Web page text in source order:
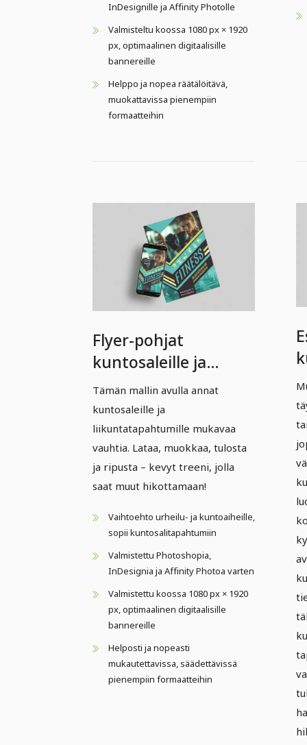
InDesignille ja Affinity Photolle
Valmisteltu koossa 1080 px × 1920
px, optimaalinen digitaalisille
bannereille
Helppo ja nopea räätälöitävä,
muokattavissa pienempiin
formaatteihin
Flyer-pohjat
kuntosaleille ja
fitness-tapahtumille
– Versio 3
Tämän mallin avulla annat
kuntosaleille ja
liikuntatapahtumille mukavaa
vauhtia. Lataa, muokkaa, tulosta
ja ripusta – kevyt treeni, jolla
saat muut hikottamaan!
Vaihtoehto urheilu- ja kuntoaiheille,
sopii kuntosalitapahtumiin
Valmistettu Photoshopia,
InDesignia ja Affinity Photoa varten
Valmistettu koossa 1080 px × 1920
px, optimaalinen digitaalisille
bannereille
Helposti ja nopeasti
mukautettavissa, säädettävissä
pienempiin formaatteihin
-